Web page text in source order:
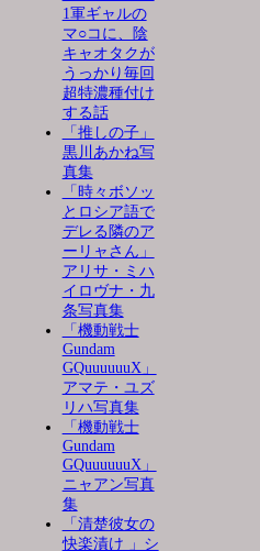
1軍ギャルの
マ○コに、陰
キャオタクが
うっかり毎回
超特濃種付け
する話
「推しの子」
黒川あかね写
真集
「時々ボソッ
とロシア語で
デレる隣のア
ーリャさん」
アリサ・ミハ
イロヴナ・九
条写真集
「機動戦士
Gundam
GQuuuuuuX」
アマテ・ユズ
リハ写真集
「機動戦士
Gundam
GQuuuuuuX」
ニャアン写真
集
「清楚彼女の
快楽漬け 」シ